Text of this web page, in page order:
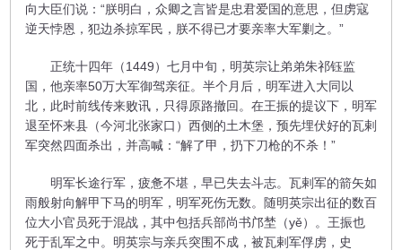
向大臣们说：“朕明白，众卿之言皆是忠君爱国的意思，但虏寇
逆天悖恩，犯边杀掠军民，朕不得已才要亲率大军剿之。”
正统十四年（1449）七月中旬，明英宗让弟弟朱祁钰监
国，他亲率50万大军御驾亲征。半个月后，明军进入大同以
北，此时前线传来败讯，只得原路撤回。在王振的提议下，明军
退至怀来县（今河北张家口）西侧的土木堡，预先埋伏好的瓦剌
军突然四面杀出，并高喊：“解了甲，扔下刀枪的不杀！”
明军长途行军，疲惫不堪，早已失去斗志。瓦剌军的箭矢如
雨般射向解甲下马的明军，明军死伤无数。随明英宗出征的数百
位大小官员死于混战，其中包括兵部尚书邝埜（yě）。王振也
死于乱军之中。明英宗与亲兵突围不成，被瓦剌军俘虏，史